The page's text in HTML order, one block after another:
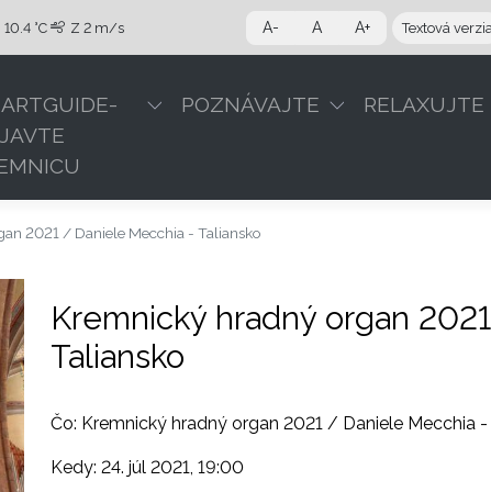
10.4 °C Z 2 m/s A- A A+ Textová verzia
POZNÁVAJTE RELAXUJTE
2021 / Daniele Mecchia - Taliansko
Kremnický hradný organ
Taliansko
Čo: Kremnický hradný organ 2021 / Daniele Mecchia -
Kedy: 24. júl 2021, 19:00